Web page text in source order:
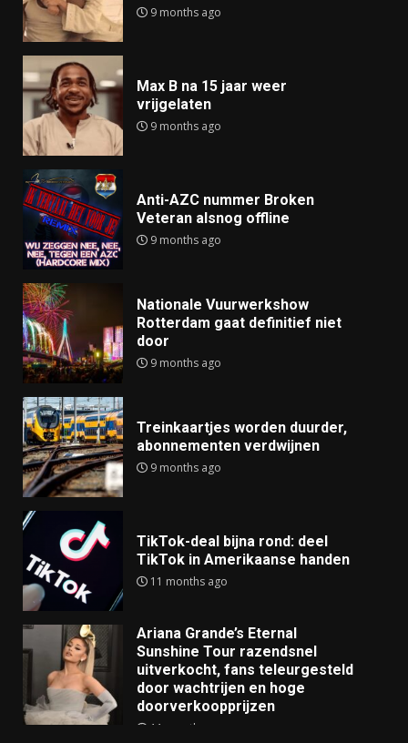
9 months ago
Max B na 15 jaar weer
vrijgelaten
9 months ago
Anti-AZC nummer Broken
Veteran alsnog offline
9 months ago
Nationale Vuurwerkshow
Rotterdam gaat definitief niet
door
9 months ago
Treinkaartjes worden duurder,
abonnementen verdwijnen
9 months ago
TikTok-deal bijna rond: deel
TikTok in Amerikaanse handen
11 months ago
Ariana Grande’s Eternal
Sunshine Tour razendsnel
uitverkocht, fans teleurgesteld
door wachtrijen en hoge
doorverkoopprijzen
11 months ago